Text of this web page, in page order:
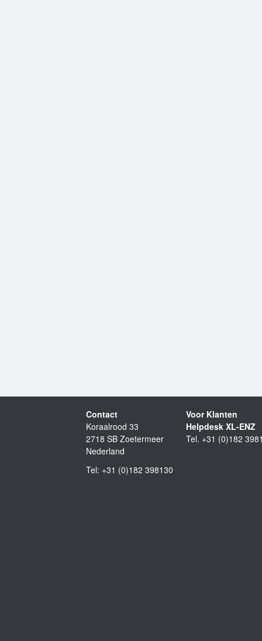
Contact
Koraalrood 33
2718 SB Zoetermeer
Nederland
Tel: +31 (0)182 398130
Voor Klanten
Helpdesk XL-ENZ
Tel. +31 (0)182